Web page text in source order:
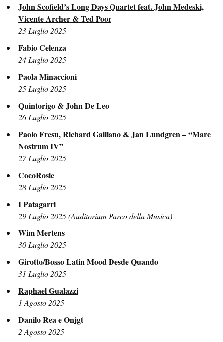
John Scofield’s Long Days Quartet feat. John Medeski,
Vicente Archer & Ted Poor
23 Luglio 2025
Fabio Celenza
24 Luglio 2025
Paola Minaccioni
25 Luglio 2025
Quintorigo & John De Leo
26 Luglio 2025
Paolo Fresu, Richard Galliano & Jan Lundgren – “Mare
Nostrum IV”
27 Luglio 2025
CocoRosie
28 Luglio 2025
I Patagarri
29 Luglio 2025 (Auditorium Parco della Musica)
Wim Mertens
30 Luglio 2025
Girotto/Bosso Latin Mood Desde Quando
31 Luglio 2025
Raphael Gualazzi
1 Agosto 2025
Danilo Rea e Onjgt
2 Agosto 2025